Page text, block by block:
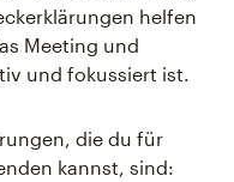
helfen
Meeting und
und fokussiert ist.
die du für
kannst, sind: